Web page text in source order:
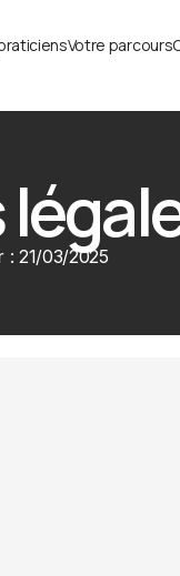
Votre parcours
: 21/03/2025